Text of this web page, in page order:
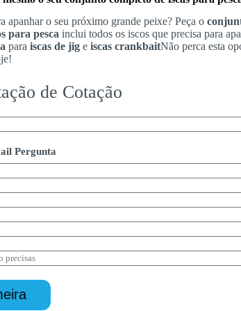
apanhar o seu próximo grande peixe? Peça o
para pesca inclui todos os iscos que precisa para
paraiscas de jig eiscas crankbaitNão perca esta
de Cotação
Pergunta